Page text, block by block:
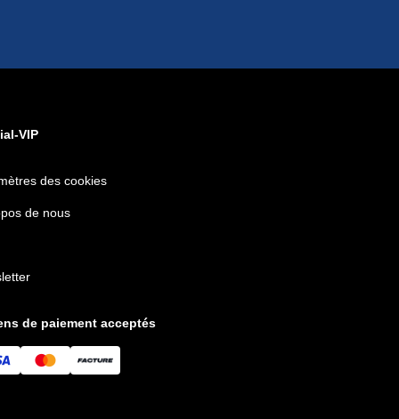
VIP
des cookies
de nous
de paiement acceptés